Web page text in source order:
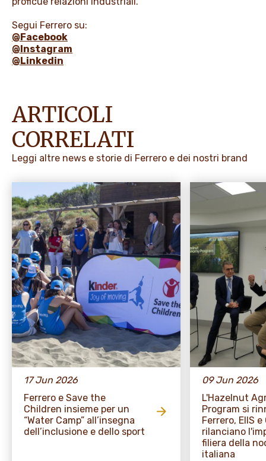
Segui Ferrero su:
@Facebook
@Instagram
@Linkedin
ARTICOLI
CORRELATI
Leggi altre news e storie di Ferrero e dei nostri brand
17 Jun 2026
Ferrero e Save the
Children insieme per un
“Water Camp” all’insegna
dell’inclusione e dello sport
09 Jun 2026
L'Hazelnut
Program si
Ferrero, EIIS e
rilanciano
filiera della
italiana